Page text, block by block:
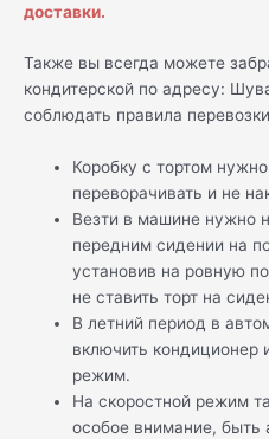
доставки.
Также вы всегда можете
кондитерской по адресу:
соблюдать правила
Коробку с тортом
переворачивать и не
Везти в машине нужно
передним сидении на
установив на ровную
не ставить торт на
В летний период в
включить кондиционер
режим.
На скоростной режим
особое внимание, быть